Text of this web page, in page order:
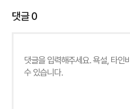
댓글0